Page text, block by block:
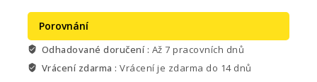
Porovnání
Odhadované doručení : Až 7 pracovních dnů
Vrácení zdarma :Vrácení je zdarma do 14 dnů